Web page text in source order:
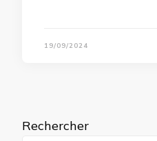
19/09/2024
Rechercher